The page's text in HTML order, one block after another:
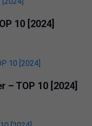
10 [2024]
– TOP 10 [2024]